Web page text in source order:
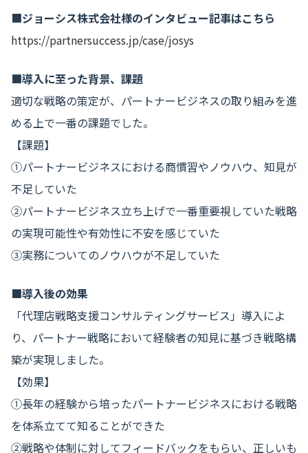
■ジョーシス株式会社様のインタビュー記事はこちら
https://partnersuccess.jp/case/josys
■導入に至った背景、課題
適切な戦略の策定が、パートナービジネスの取り組みを進
める上で一番の課題でした。
【課題】
①パートナービジネスにおける商慣習やノウハウ、知見が
不足していた
②パートナービジネス立ち上げで一番重要視していた戦略
の実現可能性や有効性に不安を感じていた
③実務についてのノウハウが不足していた
■導入後の効果
「代理店戦略支援コンサルティングサービス」導入によ
り、パートナー戦略において経験者の知見に基づき戦略構
築が実現しました。
【効果】
①長年の経験から培ったパートナービジネスにおける戦略
を体系立てて知ることができた
②戦略や体制に対してフィードバックをもらい、正しいも